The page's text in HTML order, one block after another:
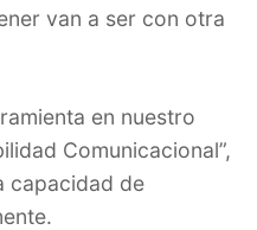
van a ser con otra
en nuestro
Comunicacional”,
capacidad de